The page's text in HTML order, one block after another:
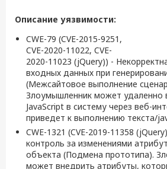
Описание уязвимости:
CWE-79 (CVE-2015-9251,
CVE-2020-11022, CVE-
2020-11023 (jQuery)) -
входных данных при
(Межсайтовое выполнение
Злоумышленник может удаленно
JavaScript в систему через веб-
приведет к выполнению текста/
CWE-1321 (CVE-2019-11358
контроль за изменениями
объекта (Подмена прототипа).
может внедрить атрибуты,